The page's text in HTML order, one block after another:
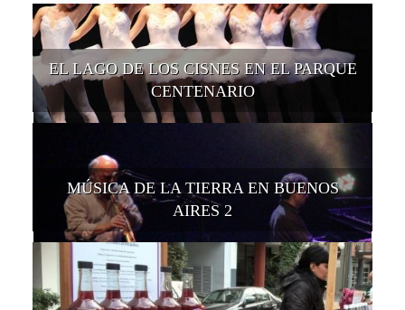
EL LAGO DE LOS CISNES EN EL PARQUE
CENTENARIO
MÚSICA DE LA TIERRA EN BUENOS
AIRES 2